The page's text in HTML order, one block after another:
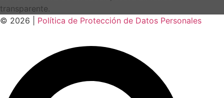
© 2026 | Política de Protección de Datos Personales